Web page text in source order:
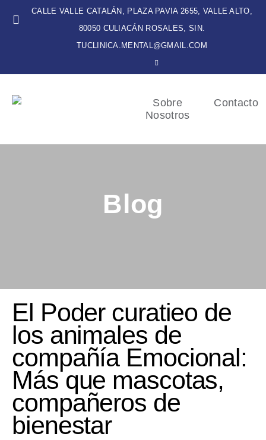
CALLE VALLE CATALÁN, PLAZA PAVIA 2655, VALLE ALTO,
80050 CULIACÁN ROSALES, SIN.
TUCLINICA.MENTAL@GMAIL.COM
Sobre
Nosotros
Contacto
Blog
El Poder curatieo de
los animales de
compañía Emocional:
Más que mascotas,
compañeros de
bienestar